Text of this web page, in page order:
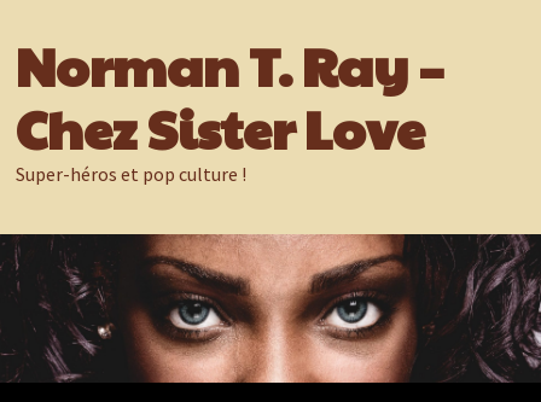
au
contenu
Norman T. Ray –
Chez Sister Love
Super-héros et pop culture !